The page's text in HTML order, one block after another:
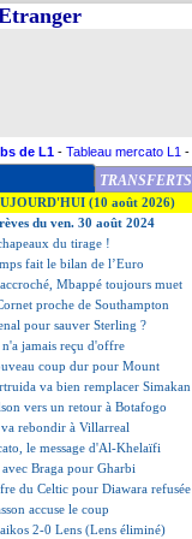
de L1 - Tableau mercato L1 -
TRANSFERTS
(10 août 2026)
du ven. 30 août 2024
du tirage !
fait le bilan de l’Euro
Mbappé toujours muet
proche de Southampton
pour sauver Sterling ?
n'a jamais reçu d'offre
coup dur pour Mount
va bien remplacer Simakan
vers un retour à Botafogo
va rebondir à Villarreal
le message d'Al-Khelaïfi
avec Braga pour Gharbi
du Celtic pour Diawara refusée
accuse le coup
2-0 Lens (Lens éliminé)